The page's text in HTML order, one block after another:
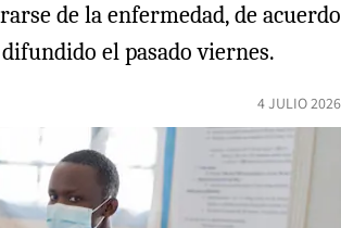
de la enfermedad, de acuerdo
el pasado viernes.
4 JULIO 2026